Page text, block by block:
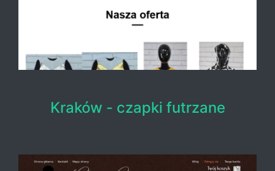
Kraków - czapki futrzane